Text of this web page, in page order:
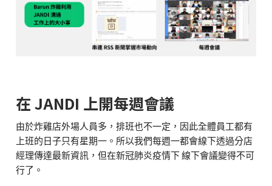
在 JANDI 上開每週會議
由於炸雞店外場人員多，排班也不一定，因此全體員工都有
上班的日子只有星期一。所以我們每週一都會線下透過分店
經理傳達最新資訊，但在新冠肺炎疫情下 線下會議變得不可
行了。